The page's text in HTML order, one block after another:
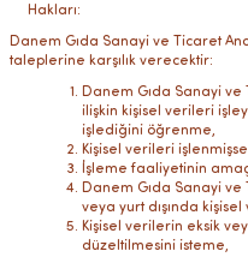
Hakları:
Danem Gıda Sanayi ve Ticaret
taleplerine karşılık verecektir:
Danem Gıda Sanayi
ilişkin kişisel verileri
işlediğini öğrenme,
Kişisel verileri
İşleme faaliyetinin
Danem Gıda Sanayi
veya yurt dışında
Kişisel verilerin eksik
düzeltilmesini isteme,